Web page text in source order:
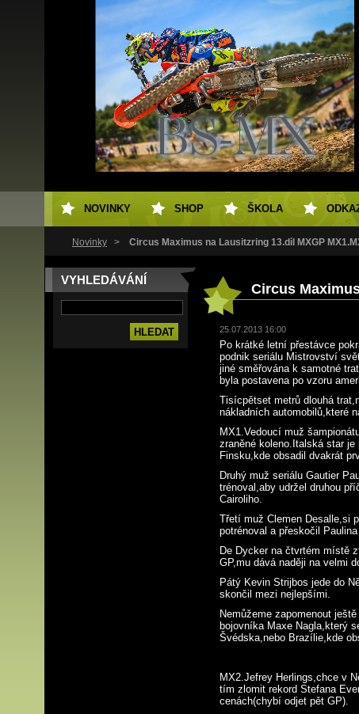
Novinky > Circus Maximus na Lausitzring 13.díl MXGP
VYHLEDÁVÁNÍ
Circus
25.07.2013 16:00
Po krátké letní přestávce
podnik seriálu Mistrovství
jiné směřována k samotné
byla postavena po vzoru
Tisícpětset metrů dlouhá
nákladních automobilů,které
MX1.Vedoucí muž
zraněné koleno.Italská star
Finsku,kde obsadil dvakrát
Druhý muž seriálu Gautier
trénoval,aby udržel druhou
Cairoliho.
Třetí muž Clemen Desalle,si
potrénoval a přeskočil
De Dycker na čtvrtém místě
GP,mu dává naději na velmi
Pátý Kevin Strijbos jede do
skončil mezi nejlepšími.
Nemůžeme zapomenout
bojovníka Maxe Nagla,který
Švédska,nebo Brazílie,kde
MX2.Jefrey Herlings,chce v
tím zlomit rekord Stefana
cenách(chybí odjet pět GP).
NOVINKY SHOP ŠKOLA